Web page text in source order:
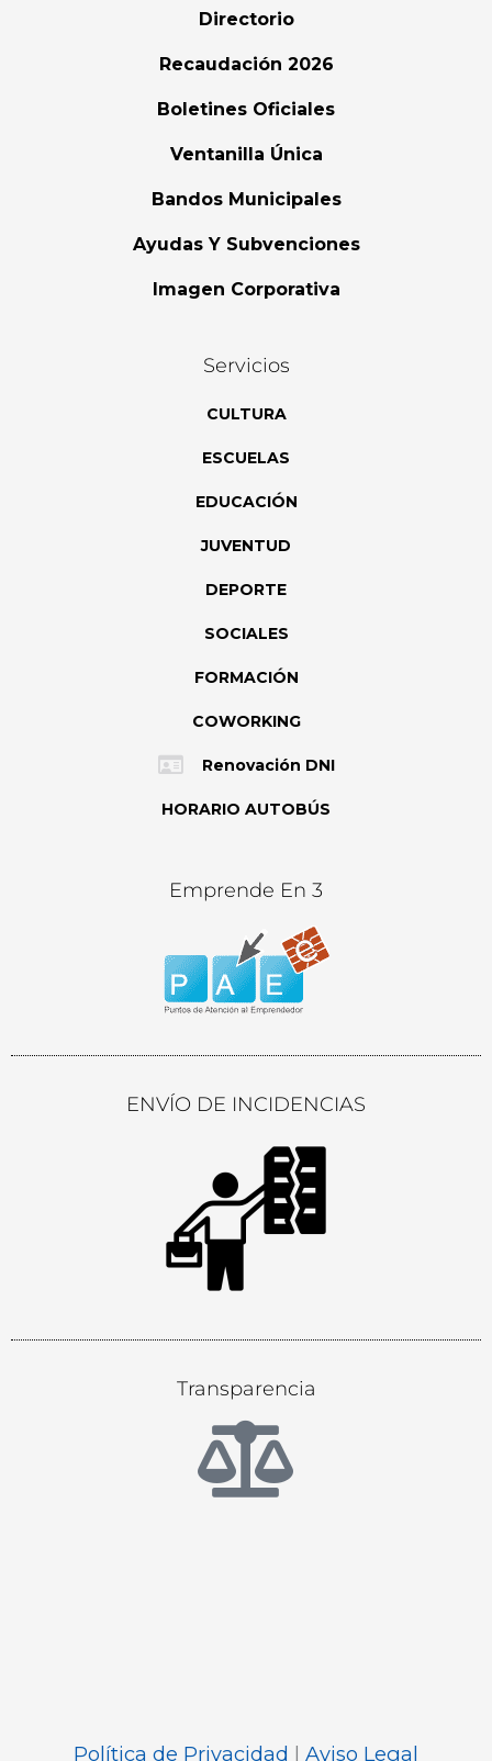
Directorio
Recaudación 2026
Boletines Oficiales
Ventanilla Única
Bandos Municipales
Ayudas Y Subvenciones
Imagen Corporativa
Servicios
CULTURA
ESCUELAS
EDUCACIÓN
JUVENTUD
DEPORTE
SOCIALES
FORMACIÓN
COWORKING
Renovación DNI
HORARIO AUTOBÚS
Emprende En 3
ENVÍO DE INCIDENCIAS
Transparencia
Política de Privacidad | Aviso Legal